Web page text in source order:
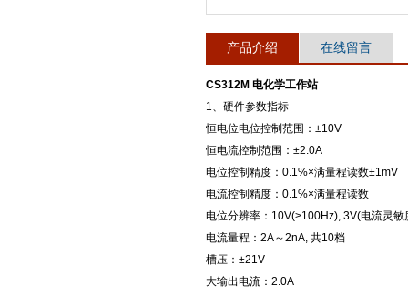
产品介绍 在线留言
CS312M 电化学工作站
1、硬件参数指标
恒电位电位控制范围：±10V
恒电流控制范围：±2.0A
电位控制精度：0.1%×满量程读数±1mV
电流控制精度：0.1%×满量程读数
电位分辨率：10V(>100Hz), 3V(电流灵
电流量程：2A～2nA, 共10档
槽压：±21V
大输出电流：2.0A